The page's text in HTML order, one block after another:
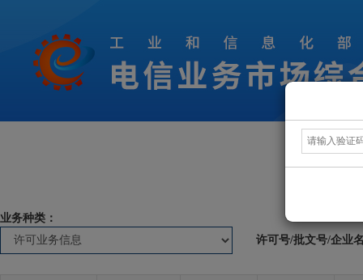
业务种类：
许可号/批文号/企业